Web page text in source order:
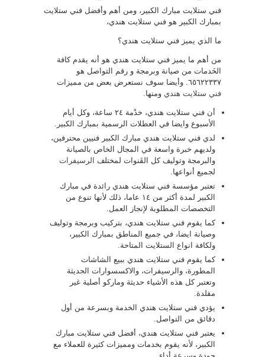
فني ستلايت مبارك الكبير، ومن أهم وأفضل فني ستلايت
بمبارك الكبير هو فني ستلايت هندي،
ما الذي يميز فني ستلايت هندي؟
من أهم ما يميز فني ستلايت هندي هو أنه يقدم كافة
الخَدمات من صيانة وبرمجة و رقم التواصل هو
٦٥٦٢٢٣٣٧. وأيضا سوف نستعرض بعض من مميزات
فني ستلايت هندي ومنها.
أن فني ستلايت هندي، خدْمة ٢٤ ساعة، وكل أيام
الأسبوع وايضا في العطلات الرسمية بمبارك الكبير.
لدي فني ستلايت هندي مبارك الكبير فنيين محترفين،
ولديهم خبرة واسعة في المجال الخاص بالصيانة
والبرمجة وتوليف كل القَنوات لمختلف الرسيفرات
لجميع أنواعها.
تعتبر مؤسسة فني ستلايت هندي رائدة في مبارك
الكبير لمدة أكثر من ١٤ عاما، ذلك لأنها تنوع من
التخصصات المطلوبة لإنجاز العمل.
كما يقوم فني ستلايت هندي، بتركيب وبرمجة وتوليف
وصيانة ايضا، في جميع المناطق بمبارك الكبير،
ولكافة انواع الستلايت المتاحة.
كما يقوم فني ستلايت هندي ببيع الشاشات
المطورة، والرسيفرات، والاكسسوارات الحديثة
وتعتبر كل هذه الأشياء حديثة وماركو أصلية غير
مقلدة.
يؤدي فني ستلايت هندي الخدمة وبسرعة من أول
دقائق من التواصل.
يعتبر فني ستلايت هندي، أفضل فني ستلايت مبارك
الكبير، لأنه يقوم بخدمات ومميزات كثيرة للعملاء مع